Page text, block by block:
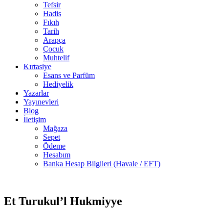
Tefsir
Hadis
Fıkıh
Tarih
Arapça
Çocuk
Muhtelif
Kırtasiye
Esans ve Parfüm
Hediyelik
Yazarlar
Yayınevleri
Blog
İletişim
Mağaza
Sepet
Ödeme
Hesabım
Banka Hesap Bilgileri (Havale / EFT)
Et Turukul’l Hukmiyye